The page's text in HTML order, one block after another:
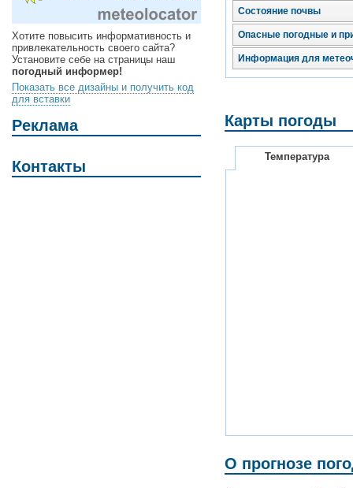
Хотите повысить информативность и
привлекательность своего сайта?
Установите себе на страницы наш
погодный информер!
Показать все дизайны и получить код
для вставки
Реклама
Контакты
Состояние почвы
Опасные погодные и
Информация для
Карты погоды
Температура
О прогнозе